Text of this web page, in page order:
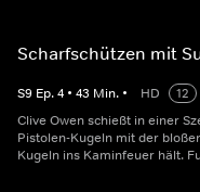
Scharfschützen mit
S9 Ep.4 • 43 Min. • HD
12
Clive Owen schießt in einer
Pistolen-Kugeln mit der
Kugeln ins Kaminfeuer hält.